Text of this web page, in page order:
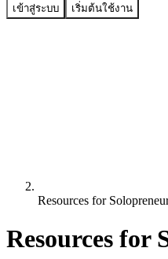
เข้าสู่ระบบ เริ่มต้นใช้งาน
Resources for
Resources for